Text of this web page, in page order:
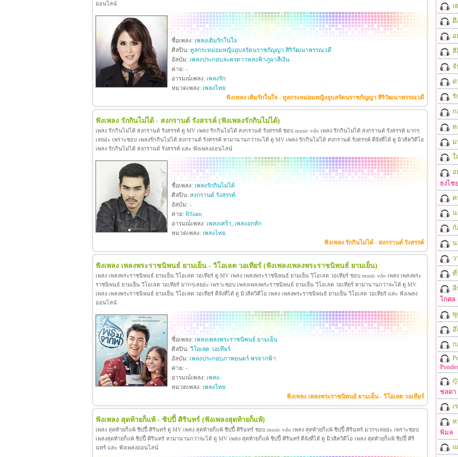
ออนไลน์
ชื่อเพลง: เพลงเติมรักในใจ
ศิลปิน: ทูลกระหม่อมหญิงอุบลรัตนราชกัญญา สิริวัฒนาพรรณวดี
อัลบัม: เพลงประกอบละครดาวหลงฟ้าภูผาสีเงิน
ค่าย: -
อารมณ์เพลง: เพลงรัก
หมวดเพลง: เพลงไทย
ฟังเพลง เติมรักในใจ - ทูลกระหม่อมหญิงอุบลรัตนราชกัญญา สิริวัฒนาพรรณวดี
ฟังเพลง รักกินไม่ได้ - สงกรานต์ รังสรรค์ (ฟังเพลงรักกินไม่ได้)
เพลง รักกินไม่ได้ สงกรานต์ รังสรรค์ ดู MV เพลง รักกินไม่ได้ สงกรานต์ รังสรรค์ ชอบ music vdo เพลง รักกินไม่ได้ สงกรานต์ รังสรรค์ มากๆ
เลยอ่ะ เพราะชอบ เพลงรักกินไม่ได้ สงกรานต์ รังสรรค์ หามานานกว่าจะได้ ดู MV เพลง รักกินไม่ได้ สงกรานต์ รังสรรค์ ดีจังที่ได้ ดู มิวสิควิดีโอ
เพลง รักกินไม่ได้ สงกรานต์ รังสรรค์ และ ฟังเพลงออนไลน์
ชื่อเพลง: เพลงรักกินไม่ได้
ศิลปิน: สงกรานต์ รังสรรค์
อัลบัม: -
ค่าย: RSiam
อารมณ์เพลง: เพลงเศร้า, เพลงอกหัก
หมวดเพลง: เพลงไทย
ฟังเพลง รักกินไม่ได้ - สงกรานต์ รังสรรค์
ฟังเพลง เพลงพระราชนิพนธ์ ยามเย็น - วิโอเลต วอเทียร์ (ฟังเพลงเพลงพระราชนิพนธ์ ยามเย็น)
เพลง เพลงพระราชนิพนธ์ ยามเย็น วิโอเลต วอเทียร์ ดู MV เพลง เพลงพระราชนิพนธ์ ยามเย็น วิโอเลต วอเทียร์ ชอบ music vdo เพลง เพลงพระ
ราชนิพนธ์ ยามเย็น วิโอเลต วอเทียร์ มากๆเลยอ่ะ เพราะชอบ เพลงเพลงพระราชนิพนธ์ ยามเย็น วิโอเลต วอเทียร์ หามานานกว่าจะได้ ดู MV
เพลง เพลงพระราชนิพนธ์ ยามเย็น วิโอเลต วอเทียร์ ดีจังที่ได้ ดู มิวสิควิดีโอ เพลง เพลงพระราชนิพนธ์ ยามเย็น วิโอเลต วอเทียร์ และ ฟังเพลง
ออนไลน์
ชื่อเพลง: เพลงเพลงพระราชนิพนธ์ ยามเย็น
ศิลปิน: วิโอเลต วอเทียร์
อัลบัม: เพลงประกอบภาพยนตร์ พรจากฟ้า
ค่าย: -
อารมณ์เพลง: เพลง-
หมวดเพลง: เพลงไทย
ฟังเพลง เพลงพระราชนิพนธ์ ยามเย็น - วิโอเลต วอเทียร์
ฟังเพลง สุดท้ายก็แพ้ - ชิปปี้ ศิรินทร์ (ฟังเพลงสุดท้ายก็แพ้)
เพลง สุดท้ายก็แพ้ ชิปปี้ ศิรินทร์ ดู MV เพลง สุดท้ายก็แพ้ ชิปปี้ ศิรินทร์ ชอบ music vdo เพลง สุดท้ายก็แพ้ ชิปปี้ ศิรินทร์ มากๆเลยอ่ะ เพราะชอบ
เพลงสุดท้ายก็แพ้ ชิปปี้ ศิรินทร์ หามานานกว่าจะได้ ดู MV เพลง สุดท้ายก็แพ้ ชิปปี้ ศิรินทร์ ดีจังที่ได้ ดู มิวสิควิดีโอ เพลง สุดท้ายก็แพ้ ชิปปี้ ศิริ
นทร์ และ ฟังเพลงออนไลน์
เ
ดึ
อ
สิ
จั
ด
รั
ท
ม
ใ
อ
ธงไชย
ค
น
น
ว
ที่
ลี
โกศล
พู
อ๊
ก
ภู
ชลดา
เ
ห
พิมล